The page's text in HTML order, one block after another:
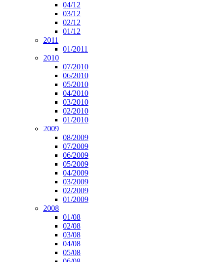
04/12
03/12
02/12
01/12
2011
01/2011
2010
07/2010
06/2010
05/2010
04/2010
03/2010
02/2010
01/2010
2009
08/2009
07/2009
06/2009
05/2009
04/2009
03/2009
02/2009
01/2009
2008
01/08
02/08
03/08
04/08
05/08